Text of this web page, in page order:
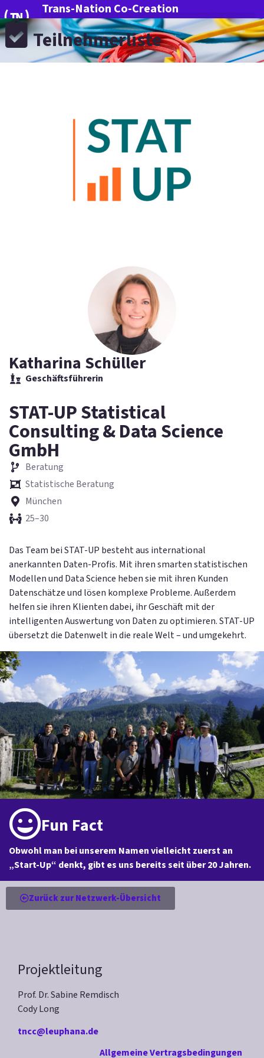
Trans-Nation Co-Creation
Mehr Innovation für Deutschland
Teilnehmerliste
Katharina Schüller
Geschäftsführerin
STAT-UP Statistical
Consulting & Data Science
GmbH
Beratung
Statistische Beratung
München
25–30
Das Team bei STAT-UP besteht aus international
anerkannten Daten-Profis. Mit ihren smarten statistischen
Modellen und Data Science heben sie mit ihren Kunden
Datenschätze und lösen komplexe Probleme. Außerdem
helfen sie ihren Klienten dabei, ihr Geschäft mit der
intelligenten Auswertung von Daten zu optimieren. STAT-UP
übersetzt die Datenwelt in die reale Welt – und umgekehrt.
Fun Fact
Obwohl man bei unserem Namen vielleicht zuerst an
„Start-Up“ denkt, gibt es uns bereits seit über 20 Jahren.
Zurück zur Netzwerk-Übersicht
Projektleitung
Prof. Dr. Sabine Remdisch
Cody Long
tncc@leuphana.de
Allgemeine Vertragsbedingungen